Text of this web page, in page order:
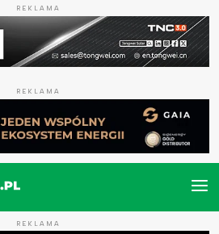
REKLAMA
REKLAMA
REKLAMA